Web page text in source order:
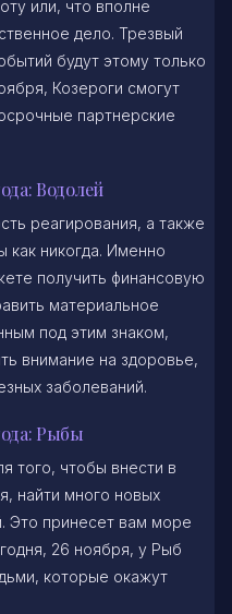
или, что вполне
дело. Трезвый
будут этому только
Козероги смогут
партнерские
Водолей
реагирования, а также
как никогда. Именно
получить финансовую
материальное
под этим знаком,
внимание на здоровье,
заболеваний.
Рыбы
того, чтобы внести в
найти много новых
Это принесет вам море
26 ноября, у Рыб
которые окажут